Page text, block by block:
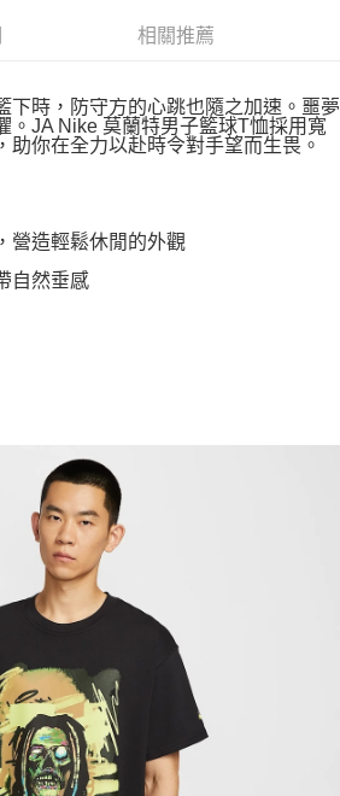
相關推薦
下時，防守方的心跳也隨之加速。噩夢
。JA Nike 莫蘭特男子籃球T恤採用寬
助你在全力以赴時令對手望而生畏。
營造輕鬆休閒的外觀
自然垂感